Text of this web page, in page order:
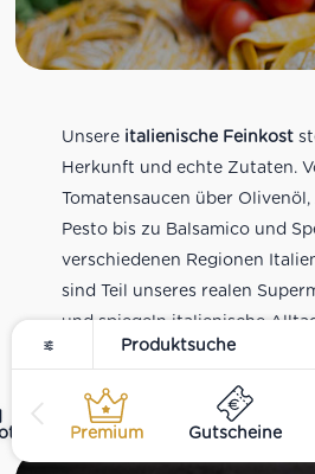
Premium Gutscheine
Unsere italienische Feinkost
Herkunft und echte Zutaten.
Tomatensaucen über
Pesto bis zu Balsamico und
verschiedenen Regionen
sind Teil unseres realen
und spiegeln italienische
Tradition wider. Italienische
kaufen.